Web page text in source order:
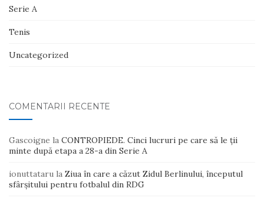
Serie A
Tenis
Uncategorized
COMENTARII RECENTE
Gascoigne la CONTROPIEDE. Cinci lucruri pe care să le ții
minte după etapa a 28-a din Serie A
ionuttataru la Ziua în care a căzut Zidul Berlinului, începutul
sfârșitului pentru fotbalul din RDG